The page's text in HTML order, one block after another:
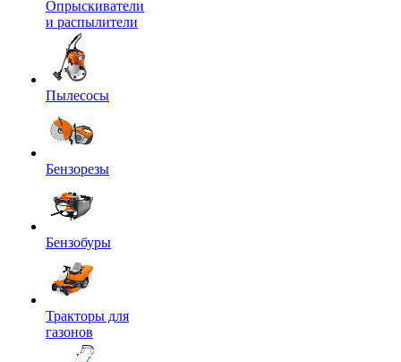
Опрыскиватели
и распылители
Пылесосы
Бензорезы
Бензобуры
Тракторы для
газонов